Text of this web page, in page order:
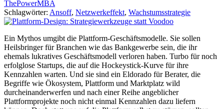
ThePowerMBA
Schlagwörter: Ansoff, Netzwerkeffekt, Wachstumsstrategie
Ein Mythos umgibt die Plattform-Geschäftsmodelle. Sie sollen
Heilsbringer für Branchen wie das Bankgewerbe sein, die ihr
ehemals lukratives Geschäftsmodell verloren haben. Turbo für noch
erfolglose Startups, die auf die Hockeystick-Kurve für ihre
Kennzahlen warten. Und sie sind ein Eldorado für Berater, die
Begriffe wie Ökosystem, Plattform und Marktplatz wild
durcheinanderwerfen und nach einer Reihe angeblicher
Plattformprojekte noch nicht einmal Kennzahlen dazu liefern